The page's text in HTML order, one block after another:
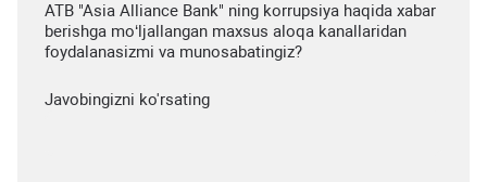
ATB "Asia Alliance Bank" ning korrupsiya haqida xabar
berishga mo‘ljallangan maxsus aloqa kanallaridan
foydalanasizmi va munosabatingiz?
Javobingizni ko'rsating